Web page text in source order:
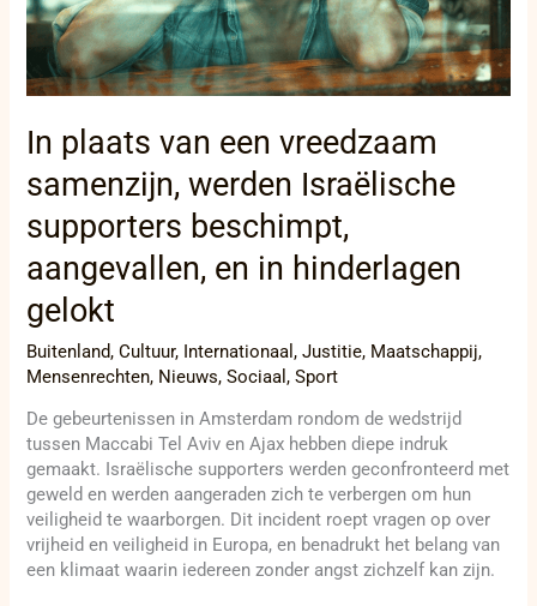
In plaats van een vreedzaam
samenzijn, werden Israëlische
supporters beschimpt,
aangevallen, en in hinderlagen
gelokt
Buitenland,Cultuur, Internationaal,Justitie, Maatschappij,
Mensenrechten, Nieuws,Sociaal,Sport
De gebeurtenissen in Amsterdam rondom de wedstrijd
tussen Maccabi Tel Aviv en Ajax hebben diepe indruk
gemaakt. Israëlische supporters werden geconfronteerd met
geweld en werden aangeraden zich te verbergen om hun
veiligheid te waarborgen. Dit incident roept vragen op over
vrijheid en veiligheid in Europa, en benadrukt het belang van
een klimaat waarin iedereen zonder angst zichzelf kan zijn.
beschimpt,
aangevallen,
in
gelokt